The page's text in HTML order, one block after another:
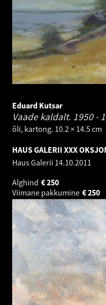
Eduard Kutsar
Vaade kaldalt. 1950 -
õli, kartong. 10.2 × 14.5 cm
HAUS GALERII XXX
Haus Galerii 14.10.2011
Alghind
250
€
Viimane pakkumine
250
€